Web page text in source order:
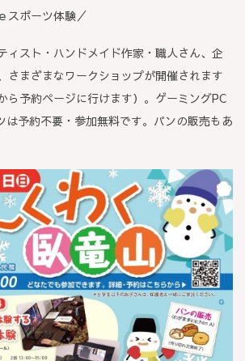
スポーツ体験／
ィスト・ハンドメイド作家・職人さん、企
さまざまなワークショップが開催されます
ら予約ページに行けます）。ゲーミングPC
は予約不要・参加無料です。パンの販売もあ